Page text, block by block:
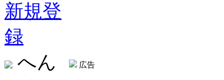
新規登
録
へん
広告